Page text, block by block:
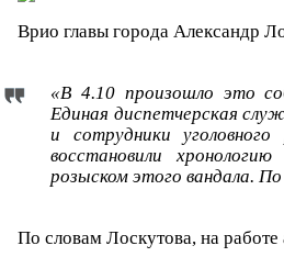
Врио главы города Александр
«В 4.10 произошло это
Единая диспетчерская
и сотрудники
восстановили
розыском этого вандала.
По словам Лоскутова, на